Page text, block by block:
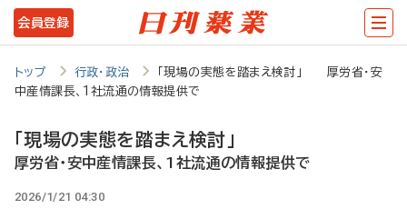
メ
イ
テ
会員登録
トップ 行政・政治
「現場の実態を踏まえ検討」 厚労省・安
中産情課長、1社流通の情報提供で
「現場の実態を踏まえ検討」
厚労省・安中産情課長、1社流通の情報提供で
2026/1/21 04:30